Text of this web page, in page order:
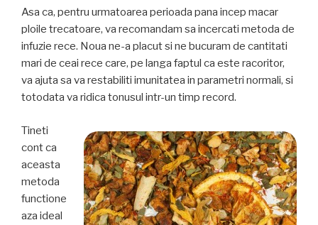
Asa ca, pentru urmatoarea perioada pana incep macar
ploile trecatoare, va recomandam sa incercati metoda de
infuzie rece. Noua ne-a placut si ne bucuram de cantitati
mari de ceai rece care, pe langa faptul ca este racoritor,
va ajuta sa va restabiliti imunitatea in parametri normali, si
totodata va ridica tonusul intr-un timp record.
Tineti
cont ca
aceasta
metoda
functione
aza ideal